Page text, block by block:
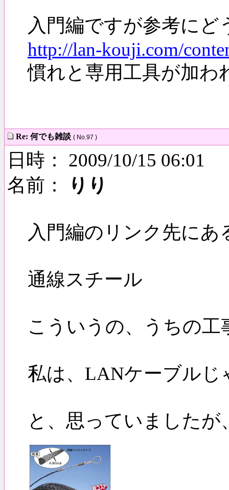
入門編ですが参考にど
http://lan-kouji.com/
慣れと専用工具が加
Re: 何でも雑談 ( No.97 )
日時： 2009/10/15 06:01
名前：
りり
入門編のリンク先にあ
通線スチール
こういうの、うちの
私は、LANケーブルじ
と、思っていました